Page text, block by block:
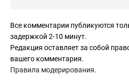
Все комментарии публикуются
задержкой 2-10 минут.
Редакция оставляет за собой
вашего комментария.
Правила модерирования.